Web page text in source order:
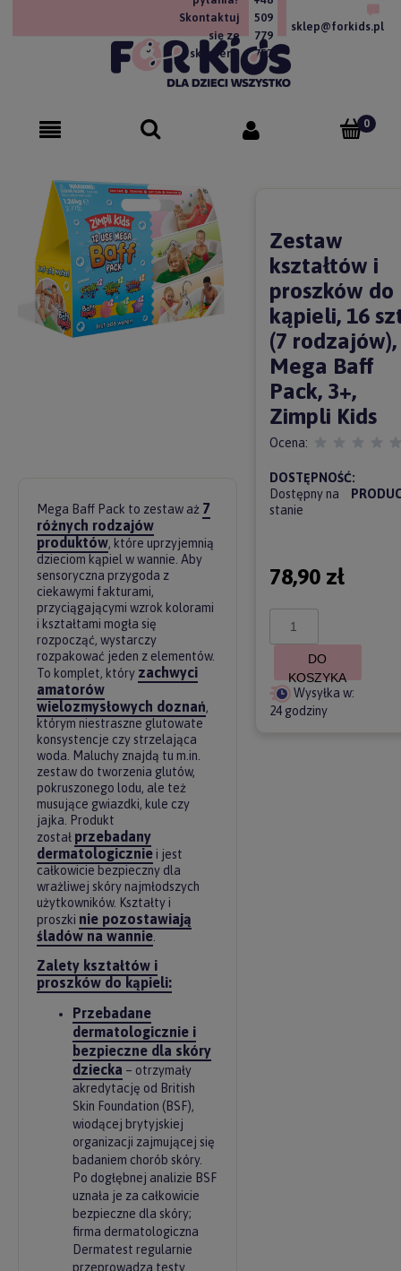
Skontaktuj
się ze
sklepem!
509
779
757
sklep@forkids.pl
Mega Baff Pack to zestaw aż 7
różnych rodzajów
produktów, które uprzyjemnią
dzieciom kąpiel w wannie. Aby
sensoryczna przygoda z
ciekawymi fakturami,
przyciągającymi wzrok kolorami
i kształtami mogła się
rozpocząć, wystarczy
rozpakować jeden z elementów.
To komplet, który zachwyci
amatorów
wielozmysłowych doznań,
którym niestraszne glutowate
konsystencje czy strzelająca
woda. Maluchy znajdą tu m.in.
zestaw do tworzenia glutów,
pokruszonego lodu, ale też
musujące gwiazdki, kule czy
jajka. Produkt
został przebadany
dermatologicznie i jest
całkowicie bezpieczny dla
wrażliwej skóry najmłodszych
użytkowników. Kształty i
proszki nie pozostawiają
śladów na wannie
Zalety kształtów i
proszków do kąpieli:
Przebadane
dermatologicznie i
bezpieczne dla skóry
dziecka – otrzymały
akredytację od British
Skin Foundation (BSF),
wiodącej brytyjskiej
organizacji zajmującej się
badaniem chorób skóry.
Po dogłębnej analizie BSF
uznała je za całkowicie
bezpieczne dla skóry;
firma dermatologiczna
Dermatest regularnie
przeprowadza testy
Zestaw
kształtów i
proszków do
kąpieli, 16
(7 rodzajów),
Mega Baff
Pack, 3+,
Zimpli Kids
Ocena:
DOSTĘPNOŚĆ:
Dostępny na
stanie
78,90 zł
DO
KOSZYKA
Wysyłka w:
24 godziny